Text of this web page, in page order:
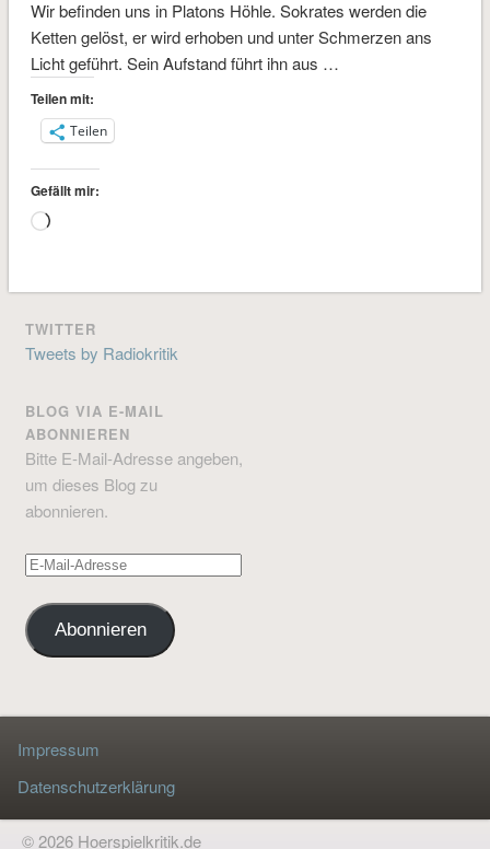
Wir befinden uns in Platons Höhle. Sokrates werden die
Ketten gelöst, er wird erhoben und unter Schmerzen ans
Licht geführt. Sein Aufstand führt ihn aus …
Teilen mit:
Teilen
Gefällt mir:
Wird
TWITTER
Tweets by Radiokritik
BLOG VIA E-MAIL
ABONNIEREN
Bitte E-Mail-Adresse angeben,
um dieses Blog zu
abonnieren.
E-
Adresse
Abonnieren
Impressum
Datenschutzerklärung
© 2026 Hoerspielkritik.de